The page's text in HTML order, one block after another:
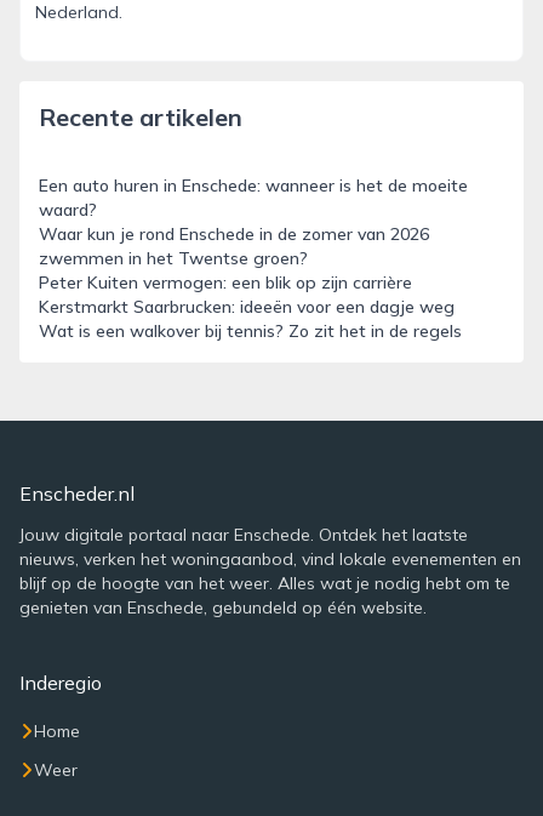
Nederland.
Recente artikelen
Een auto huren in Enschede: wanneer is het de moeite
waard?
Waar kun je rond Enschede in de zomer van 2026
zwemmen in het Twentse groen?
Peter Kuiten vermogen: een blik op zijn carrière
Kerstmarkt Saarbrucken: ideeën voor een dagje weg
Wat is een walkover bij tennis? Zo zit het in de regels
Enscheder.nl
Jouw digitale portaal naar Enschede. Ontdek het laatste
nieuws, verken het woningaanbod, vind lokale evenementen en
blijf op de hoogte van het weer. Alles wat je nodig hebt om te
genieten van Enschede, gebundeld op één website.
Inderegio
Home
Weer